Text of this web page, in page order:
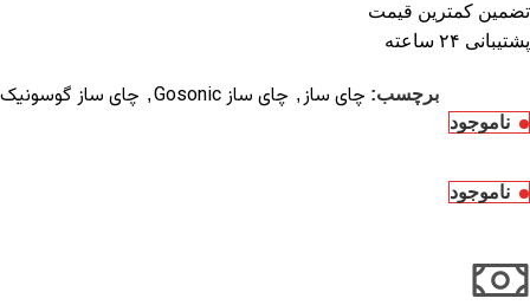
تضمین کمترین قیمت
پشتیبانی ۲۴ ساعته
برچسب: چای ساز, چای ساز Gosonic , چای ساز گوسونیک
ناموجود
ناموجود